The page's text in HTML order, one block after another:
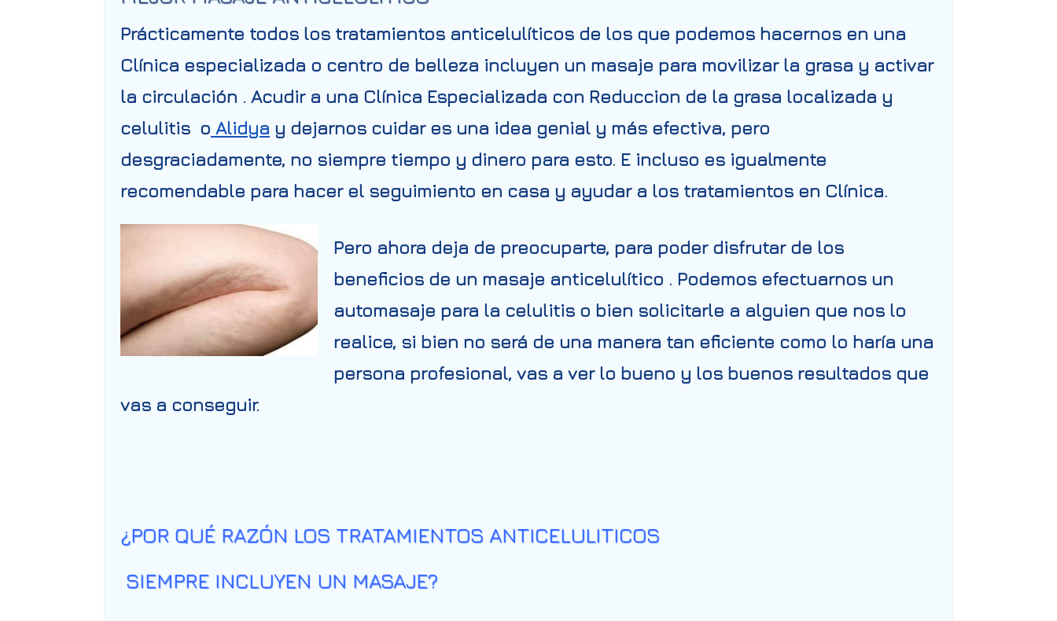
Prácticamente todos los tratamientos anticelulíticos de los que podemos hacernos en una
Clínica especializada o centro de belleza incluyen un masaje para movilizar la grasa y activar
la circulación . Acudir a una Clínica Especializada con Reduccion de la grasa localizada y
celulitis o Alidya y dejarnos cuidar es una idea genial y más efectiva, pero
desgraciadamente, no siempre tiempo y dinero para esto. E incluso es igualmente
recomendable para hacer el seguimiento en casa y ayudar a los tratamientos en Clínica.
Pero ahora deja de preocuparte, para poder disfrutar de los
beneficios de un masaje anticelulítico . Podemos efectuarnos un
automasaje para la celulitis o bien solicitarle a alguien que nos lo
realice, si bien no será de una manera tan eficiente como lo haría una
persona profesional, vas a ver lo bueno y los buenos resultados que
vas a conseguir.
¿POR QUÉ RAZÓN LOS TRATAMIENTOS ANTICELULITICOS
SIEMPRE INCLUYEN UN MASAJE?